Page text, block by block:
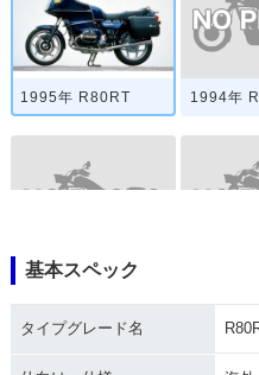
1995年 R80RT 1994年
1992年 R80RT
基本スペック
タイプグレード名